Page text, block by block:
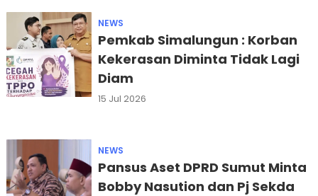
NEWS
Pemkab Simalungun : Korban
Kekerasan Diminta Tidak Lagi
Diam
15 Jul 2026
NEWS
Pansus Aset DPRD Sumut Minta
Bobby Nasution dan Pj Sekda